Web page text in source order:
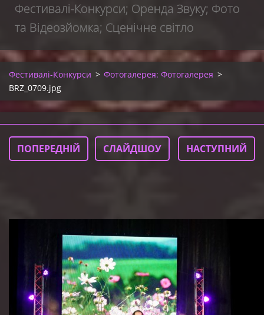
Фестивалі-Конкурси; Оренда Звуку; Фото
та Відеозйомка; Сценічне світло
Фестивалі-Конкурси > Фотогалерея: Фотогалерея >
BRZ_0709.jpg
ПОПЕРЕДНІЙ СЛАЙДШОУ НАСТУПНИЙ